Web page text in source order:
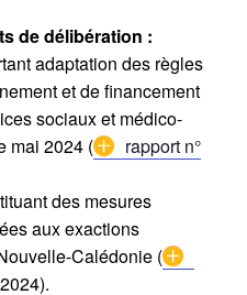
de délibération :
adaptation des règles
et de financement
sociaux et médico-
mai 2024 (
rapport n°
des mesures
aux exactions
Calédonie (